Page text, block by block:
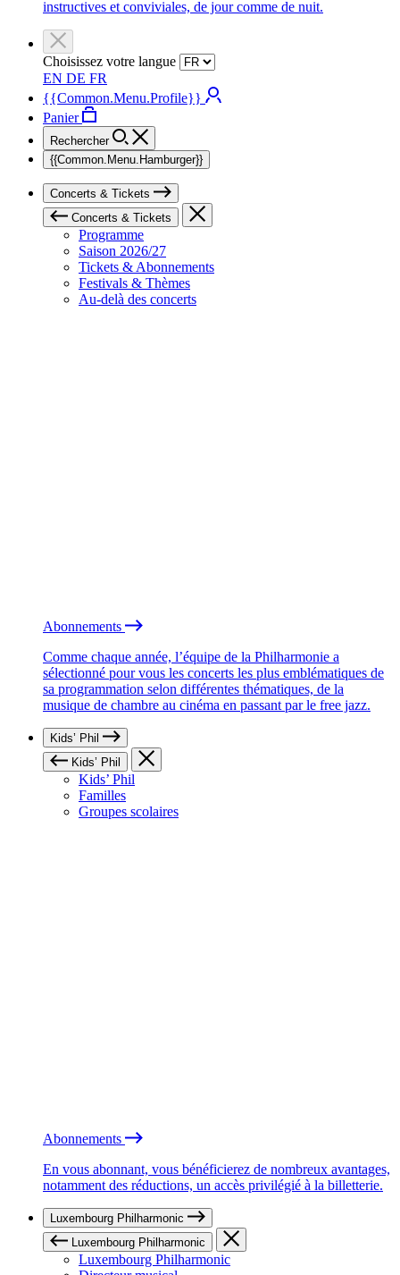
instructives et conviviales, de jour comme de nuit.
Choisissez votre langue
EN DE FR
{{Common.Menu.Profile}}
Panier
Rechercher
{{Common.Menu.Hamburger}}
Concerts & Tickets
Concerts & Tickets
Programme
Saison 2026/27
Tickets & Abonnements
Festivals & Thèmes
Au-delà des concerts
Abonnements
Comme chaque année, l’équipe de la Philharmonie a
sélectionné pour vous les concerts les plus emblématiques de
sa programmation selon différentes thématiques, de la
musique de chambre au cinéma en passant par le free jazz.
Kids’ Phil
Kids’ Phil
Kids’ Phil
Familles
Groupes scolaires
Abonnements
En vous abonnant, vous bénéficierez de nombreux avantages,
notamment des réductions, un accès privilégié à la billetterie.
Luxembourg Philharmonic
Luxembourg Philharmonic
Luxembourg Philharmonic